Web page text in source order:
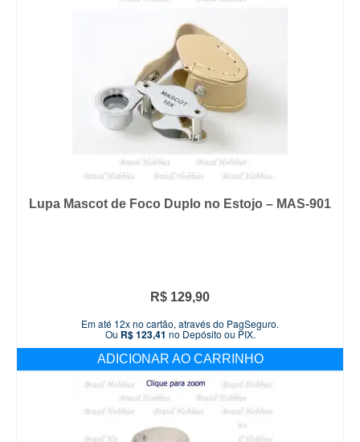
Lupa Mascot de Foco Duplo no Estojo – MAS-901
R$ 129,90
Em até 12x no cartão, através do PagSeguro.
Ou R$123,41 no Depósito ou PIX.
ADICIONAR AO CARRINHO